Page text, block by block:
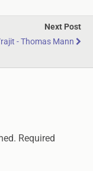
Next Post
- Thomas Mann
Required